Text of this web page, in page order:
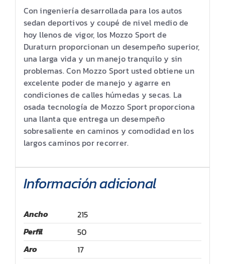
Con ingeniería desarrollada para los autos
sedan deportivos y coupé de nivel medio de
hoy llenos de vigor, los Mozzo Sport de
Duraturn proporcionan un desempeño superior,
una larga vida y un manejo tranquilo y sin
problemas. Con Mozzo Sport usted obtiene un
excelente poder de manejo y agarre en
condiciones de calles húmedas y secas. La
osada tecnología de Mozzo Sport proporciona
una llanta que entrega un desempeño
sobresaliente en caminos y comodidad en los
largos caminos por recorrer.
Información adicional
Ancho
215
Perfil
50
Aro
17